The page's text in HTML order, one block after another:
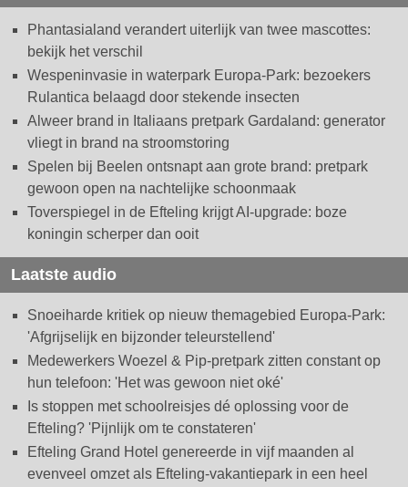
Phantasialand verandert uiterlijk van twee mascottes:
bekijk het verschil
Wespeninvasie in waterpark Europa-Park: bezoekers
Rulantica belaagd door stekende insecten
Alweer brand in Italiaans pretpark Gardaland: generator
vliegt in brand na stroomstoring
Spelen bij Beelen ontsnapt aan grote brand: pretpark
gewoon open na nachtelijke schoonmaak
Toverspiegel in de Efteling krijgt AI-upgrade: boze
koningin scherper dan ooit
Laatste audio
Snoeiharde kritiek op nieuw themagebied Europa-Park:
'Afgrijselijk en bijzonder teleurstellend'
Medewerkers Woezel & Pip-pretpark zitten constant op
hun telefoon: 'Het was gewoon niet oké'
Is stoppen met schoolreisjes dé oplossing voor de
Efteling? 'Pijnlijk om te constateren'
Efteling Grand Hotel genereerde in vijf maanden al
evenveel omzet als Efteling-vakantiepark in een heel